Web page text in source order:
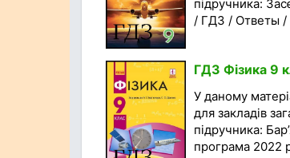
підручника:
/ ГДЗ / Ответы /
ГДЗ Фізика 9
У даному
для закладів
підручника:
програма 2022